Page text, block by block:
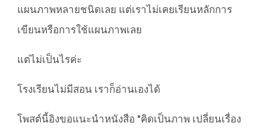
แผนภาพหลายชนิดเลย แต่เราไม่เคยเรียนหลักการ
เขียนหรือการใช้แผนภาพเลย
แต่ไม่เป็นไรค่ะ
โรงเรียนไม่มีสอน เราก็อ่านเองได้
โพสต์นี้อิงขอแนะนำหนังสือ "คิดเป็นภาพ เปลี่ยนเรื่อง